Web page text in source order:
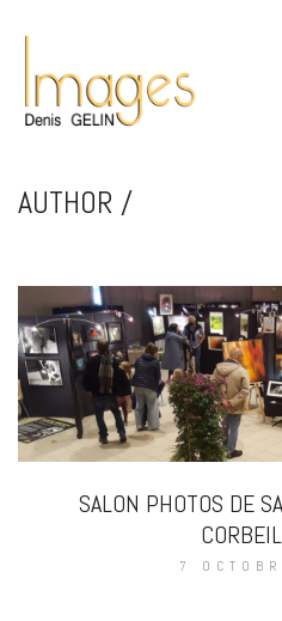
AUTHOR /
SALON PHOTOS DE
7